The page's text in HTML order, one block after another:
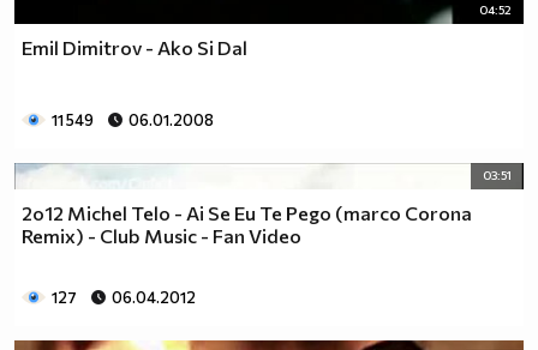
04:52
Emil Dimitrov - Ako Si Dal
11 549 06.01.2008
03:51
2o12 Michel Telo - Ai Se Eu Te Pego (marco Corona
Remix) - Club Music - Fan Video
127 06.04.2012